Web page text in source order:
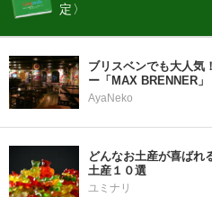
定〉
ブリスベンでも大人気
ー「MAX BRENNER」
AyaNeko
どんなお土産が喜ばれ
土産１０選
ユミナリ